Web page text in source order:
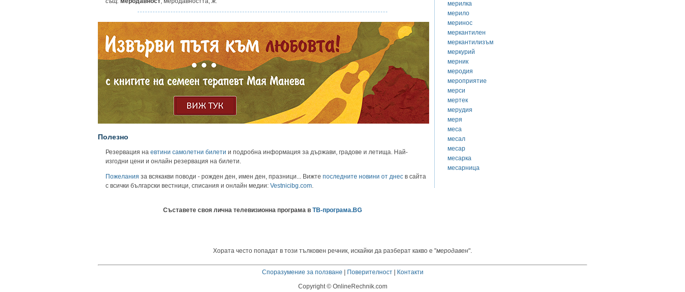
Полезно
Резервация на евтини самолетни билети и подробна информация за държави, градове и летища. Най-
изгодни цени и онлайн резервация на билети.
Пожелания за всякакви поводи - рожден ден, имен ден, празници... Вижте последните новини от днес в сайта
с всички български вестници, списания и онлайн медии: Vestnicibg.com
Съставете своя лична телевизионна програма в ТВ-програма.BG
мерилка
мерило
меринос
меркантилен
меркантилизъм
меркурий
мерник
меродия
мероприятие
мерси
мертек
мерудия
меря
меса
месал
месар
месарка
месарница
Хората често попадат в този тълковен речник, искайки да разберат какво е "меродавен".
Споразумение за ползване | Поверителност| Контакти
Copyright © OnlineRechnik.com